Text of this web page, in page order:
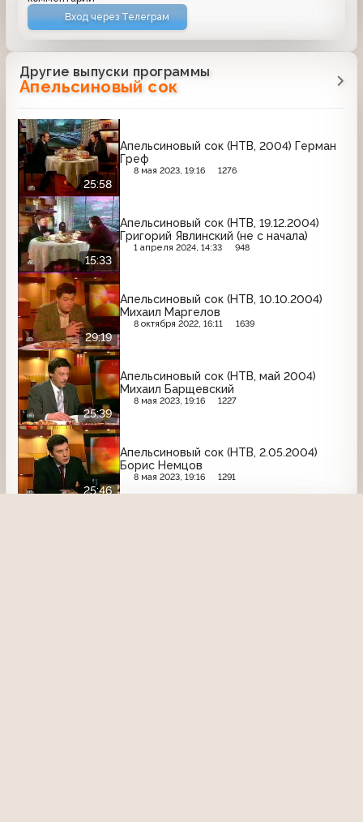
Вход через Телеграм
Другие выпуски программы
Апельсиновый сок
25:58
Апельсиновый сок (НТВ, 2004) Герман
Греф
8 мая 2023, 19:16 1276
15:33
Апельсиновый сок (НТВ, 19.12.2004)
Григорий Явлинский (не с начала)
1 апреля 2024, 14:33 948
29:19
Апельсиновый сок (НТВ, 10.10.2004)
Михаил Маргелов
8 октября 2022, 16:11 1639
25:39
Апельсиновый сок (НТВ, май 2004)
Михаил Барщевский
8 мая 2023, 19:16 1227
25:46
Апельсиновый сок (НТВ, 2.05.2004)
Борис Немцов
8 мая 2023, 19:16 1291